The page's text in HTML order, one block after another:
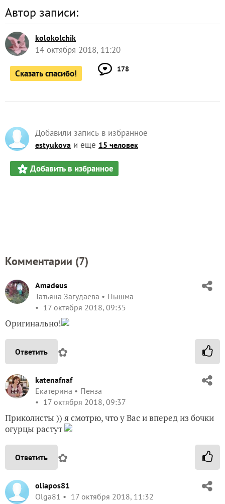
Автор записи:
kolokolchik
14 октября 2018, 11:20
Сказать спасибо! 178
Добавили запись в избранное
estyukova и еще 15 человек
Добавить в избранное
Комментарии (7)
Amadeus
Татьяна Загудаева
Пышма
17 октября 2018, 09:35
Оригинально!
Ответить ✿
katenafnaf
Екатерина
Пенза
17 октября 2018, 09:37
Приколисты )) я смотрю, что у Вас и вперед из бочки
огурцы растут
Ответить ✿
oliapos81
Olga81
17 октября 2018, 11:32